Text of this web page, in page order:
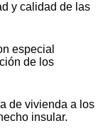
y calidad de las
especial
de los
de vivienda a los
insular.